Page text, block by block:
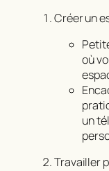
Créer un
où
un
Travailler